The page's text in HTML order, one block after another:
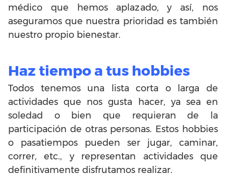
médico que hemos aplazado, y así, nos
aseguramos que nuestra prioridad es también
nuestro propio bienestar.
Haz tiempo a tus hobbies
Todos tenemos una lista corta o larga de
actividades que nos gusta hacer, ya sea en
soledad o bien que requieran de la
participación de otras personas. Estos hobbies
o pasatiempos pueden ser jugar, caminar,
correr, etc., y representan actividades que
definitivamente disfrutamos realizar.